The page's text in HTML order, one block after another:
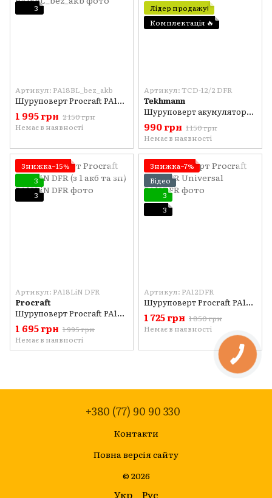
3
Артикул: PA18BL_bez_akb
Шуруповерт Procraft PA18BL Universal Extra (без акб та зп)
1 995 грн 2 150 грн
Немає в наявності
Лідер продажу!
Комплектація 🔥
Артикул: TCD-12/2 DFR
Tekhmann
Шуруповерт акумуляторний TCD-12/2 DFR
990 грн 1 150 грн
Немає в наявності
Знижка−15%
3
3
Артикул: PA18LiN DFR
Procraft
Шуруповерт Procraft PA18LiN DFR (з 1 акб та зп)
1 695 грн 1 995 грн
Немає в наявності
Знижка−7%
Відео
3
3
Артикул: PA12DFR
Шуруповерт Procraft PA12DFR Universal
1 725 грн 1 850 грн
Немає в наявності
+380 (77) 90 90 330
Контакти
Повна версія сайту
© 2026
Укр Рус